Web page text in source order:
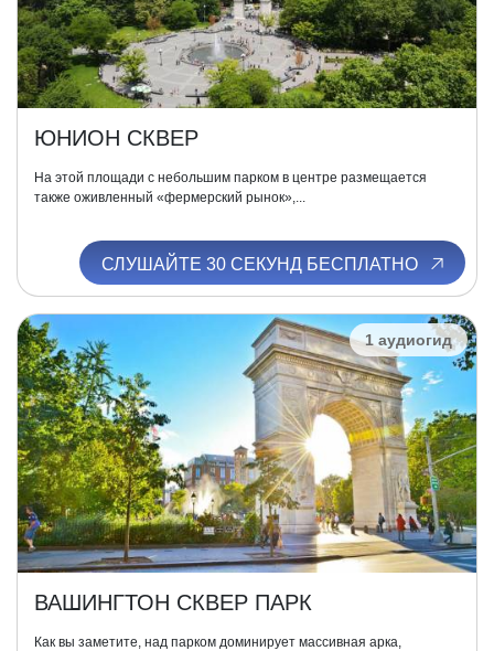
ЮНИОН СКВЕР
На этой площади с небольшим парком в центре размещается
также оживленный «фермерский рынок»,...
СЛУШАЙТЕ 30 СЕКУНД БЕСПЛАТНО
1 аудиогид
ВАШИНГТОН СКВЕР ПАРК
Как вы заметите, над парком доминирует массивная арка,